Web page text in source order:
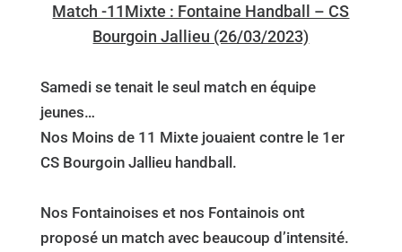
Match -11Mixte : Fontaine Handball – CS
Bourgoin Jallieu (26/03/2023)
Samedi se tenait le seul match en équipe
jeunes…
Nos Moins de 11 Mixte jouaient contre le 1er
CS Bourgoin Jallieu handball.
Nos Fontainoises et nos Fontainois ont
proposé un match avec beaucoup d’intensité.